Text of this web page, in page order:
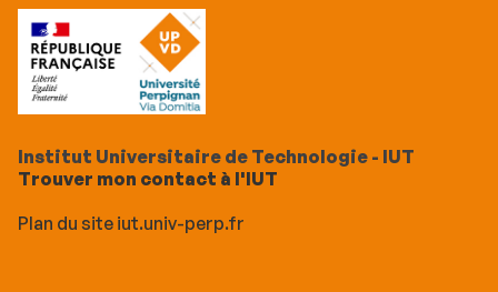
Institut Universitaire de Technologie - IUT
Trouver mon contact à l'IUT
Plan du site iut.univ-perp.fr